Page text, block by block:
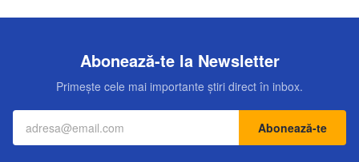
Abonează-te la Newsletter
Primește cele mai importante știri direct în inbox.
Abonează-te